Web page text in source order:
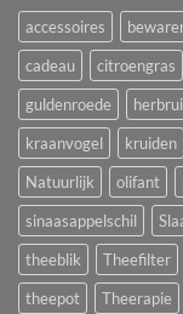
accessoires
cadeau
citroengras
guldenroede
kraanvogel
kruiden
Natuurlijk
olifant
sinaasappelschil
theeblik
Theefilter
theepot
Theerapie